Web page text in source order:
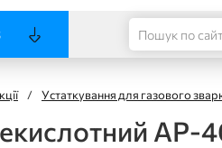
/ Устаткування для газового